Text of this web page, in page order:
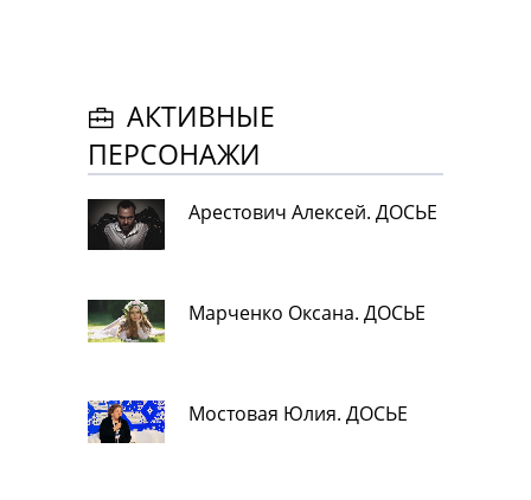
АКТИВНЫЕ
ПЕРСОНАЖИ
Арестович Алексей. ДОСЬЕ
Марченко Оксана. ДОСЬЕ
Мостовая Юлия. ДОСЬЕ